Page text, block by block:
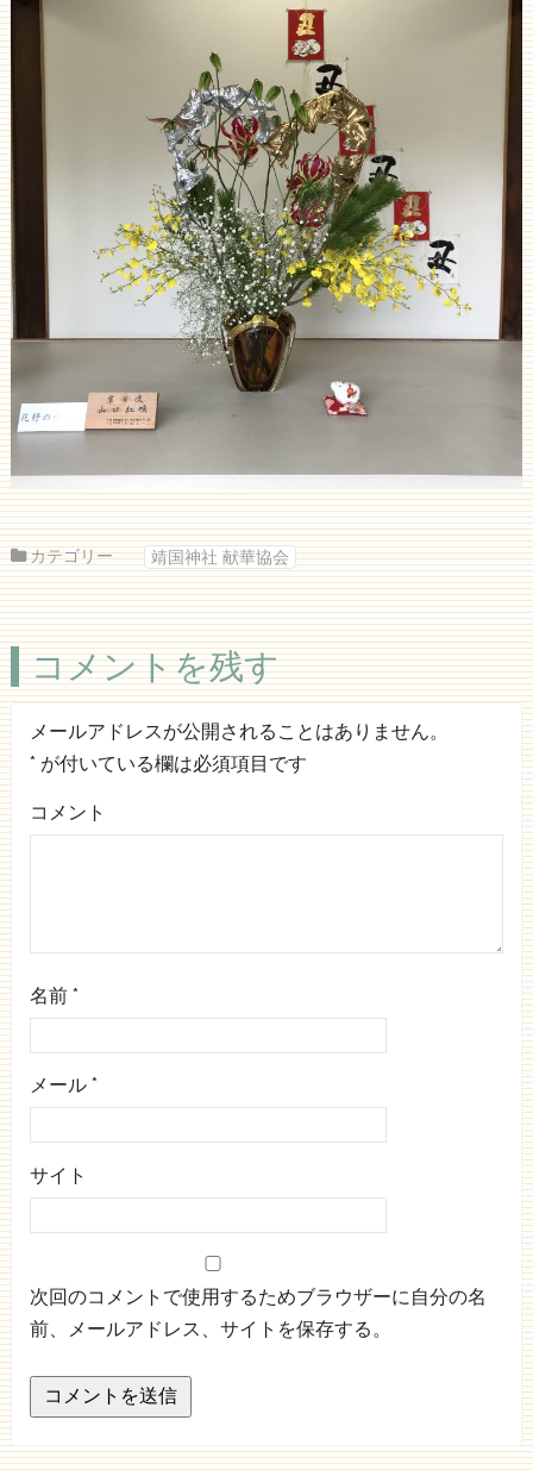
カテゴリー 靖国神社 献華協会
コメントを残す
メールアドレスが公開されることはありません。
* が付いている欄は必須項目です
コメント
名前 *
メール *
サイト
次回のコメントで使用するためブラウザーに自分の名
前、メールアドレス、サイトを保存する。